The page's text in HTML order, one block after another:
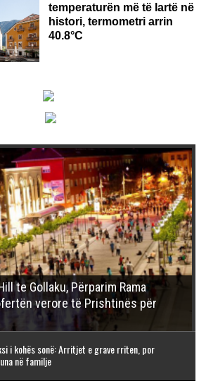
temperaturën më të lartë në
histori, termometri arrin
40.8°C
te Gollaku, Përparim Rama
verore të Prishtinës për
i kohës sonë: Arritjet e grave rriten, por
në familje